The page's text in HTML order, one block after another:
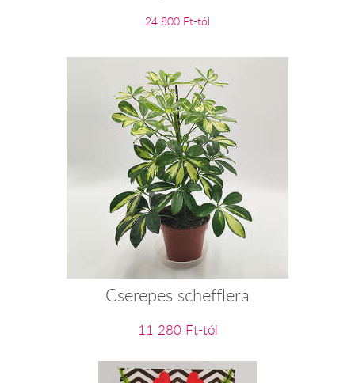
24 800 Ft-tól
Cserepes schefflera
11 280 Ft-tól